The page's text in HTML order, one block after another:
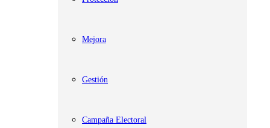
Mejora
Gestión
Campaña Electoral